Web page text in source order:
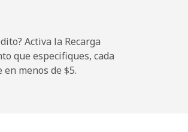
Activa la Recarga
que especifiques, cada
menos de ⁦$5⁩.